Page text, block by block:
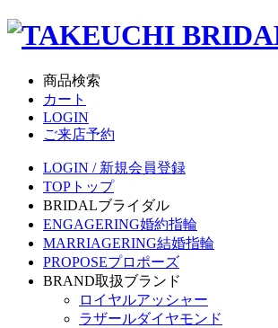
商品検索
カート
LOGIN
ご来店予約
LOGIN / 新規会員登録
TOP トップ
BRIDALブライダル
ENGAGERING婚約指輪
MARRIAGERING結婚指輪
PROPOSEプロポーズ
BRAND取扱ブランド
ロイヤルアッシャー
ラザールダイヤモンド